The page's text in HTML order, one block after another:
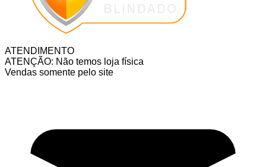
ATENDIMENTO
ATENÇÃO: Não temos loja física
Vendas somente pelo site